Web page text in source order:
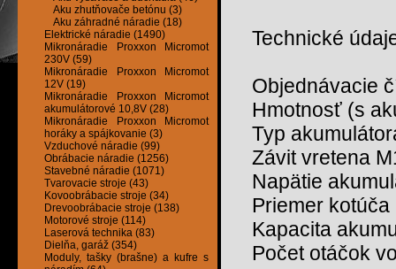
Aku zhutňovače betónu (3)
Aku záhradné náradie (18)
Elektrické náradie (1490)
Mikronáradie Proxxon Micromot
230V (59)
Mikronáradie Proxxon Micromot
12V (19)
Mikronáradie Proxxon Micromot
akumulátorové 10,8V (28)
Mikronáradie Proxxon Micromot
horáky a spájkovanie (3)
Vzduchové náradie (99)
Obrábacie náradie (1256)
Stavebné náradie (1071)
Tvarovacie stroje (43)
Kovoobrábacie stroje (34)
Drevoobrábacie stroje (138)
Motorové stroje (114)
Laserová technika (83)
Dielňa, garáž (354)
Moduly, tašky (brašne) a kufre s
Technické
Objednávacie
Hmotnosť (s
Typ
Závit vretena
Napätie
Priemer kotúča
Kapacita
Počet otáčok